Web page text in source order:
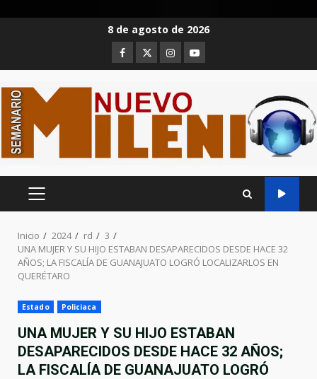
8 de agosto de 2026
Facebook
TwitterInstagram
Youtube
MENÚ
Inicio 2024 rd
3
UNA MUJER Y SU HIJO ESTABAN DESAPARECIDOS DESDE HACE 32
AÑOS; LA FISCALÍA DE GUANAJUATO LOGRÓ LOCALIZARLOS EN
QUERÉTARO
Estado Policiaca
UNA MUJER Y SU HIJO ESTABAN
DESAPARECIDOS DESDE HACE 32 AÑOS;
LA FISCALÍA DE GUANAJUATO LOGRÓ